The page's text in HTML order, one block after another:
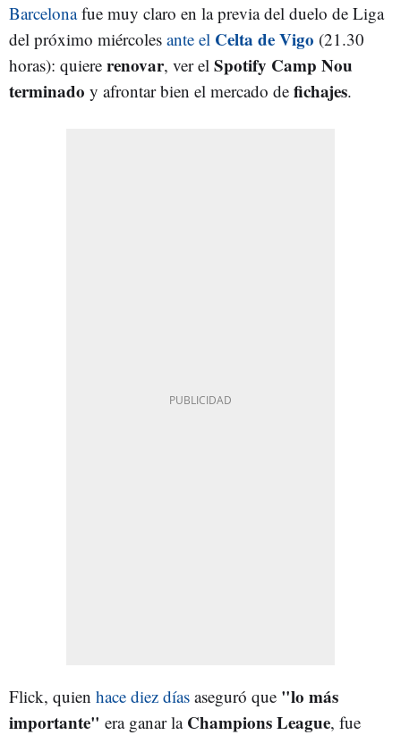
Barcelonafue muy claro en la previa del duelo de Liga
del próximo miércoles ante el Celta de Vigo (21.30
horas): quiere renovar, ver el Spotify Camp Nou
terminado y afrontar bien el mercado de fichajes.
Flick, quien hace diez días aseguró que "lo más
importante" era ganar la Champions League, fue